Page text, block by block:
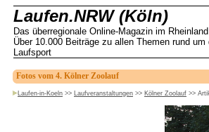
Laufen.NRW (Köln)
Das überregionale Online-Magazin im Rheinland
Über 10.000 Beiträge zu allen Themen rund um
Laufsport
Fotos vom 4. Kölner Zoolauf
Laufen-in-Koeln >> Laufveranstaltungen >> Kölner Zoolauf >>